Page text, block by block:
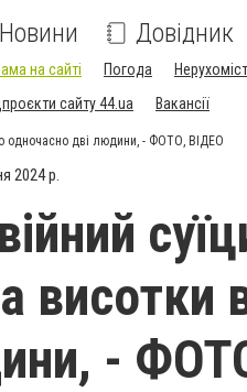
Новини Довідник
на сайті Погода
сайту 44.ua
Вакансії
одночасно дві людини, - ФОТО, ВІДЕО
2024 р.
висотки
-